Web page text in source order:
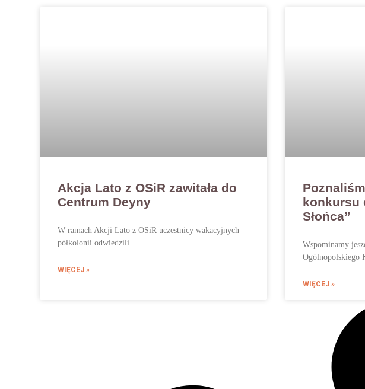
Akcja Lato z OSiR zawitała do
Centrum Deyny
W ramach Akcji Lato z OSiR uczestnicy wakacyjnych
półkolonii odwiedzili
WIĘCEJ »
konkursu
Słońca”
Wspominamy
Ogólnopolskiego
WIĘCEJ »